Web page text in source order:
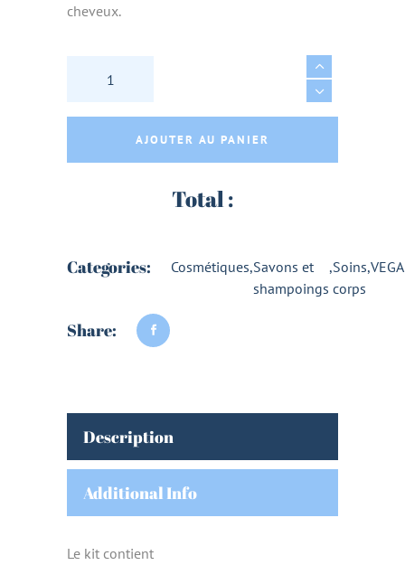
cheveux.
COLORATION CHATAIN FONCE 100%
AJOUTER AU PANIER
Total :
Categories: Cosmétiques,Savons et
shampoings
,Soins
corps
,
Share:
Description
Additional Info
Le kit contient